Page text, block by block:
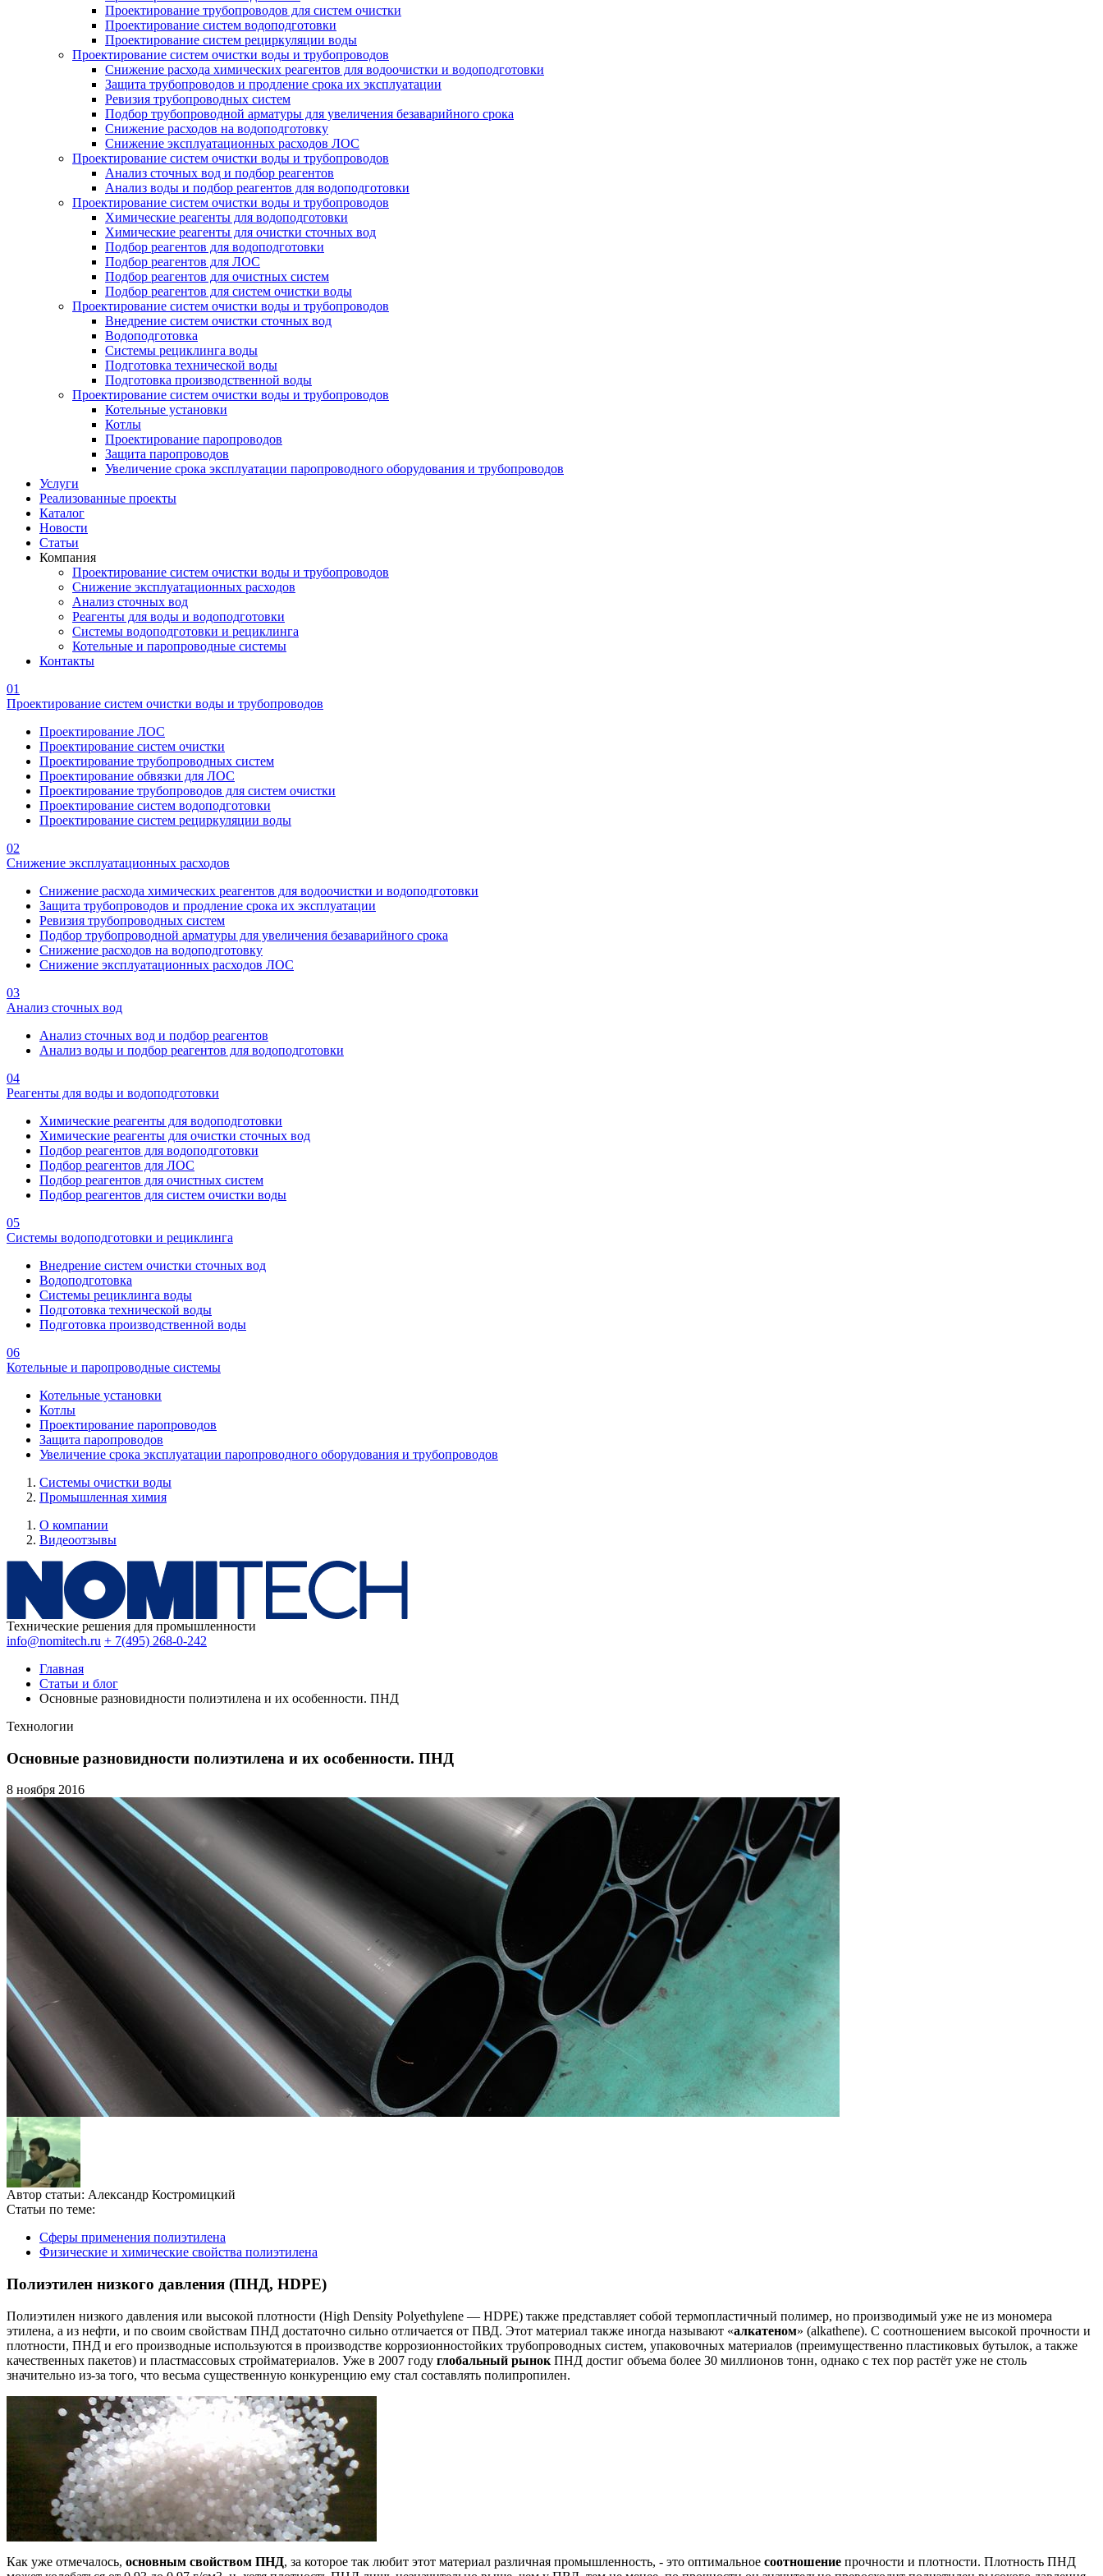
Проектирование трубопроводов для систем очистки
Проектирование систем водоподготовки
Проектирование систем рециркуляции воды
Проектирование систем очистки воды и трубопроводов
Снижение расхода химических реагентов для водоочистки и водоподготовки
Защита трубопроводов и продление срока их эксплуатации
Ревизия трубопроводных систем
Подбор трубопроводной арматуры для увеличения безаварийного срока
Снижение расходов на водоподготовку
Снижение эксплуатационных расходов ЛОС
Проектирование систем очистки воды и трубопроводов
Анализ сточных вод и подбор реагентов
Анализ воды и подбор реагентов для водоподготовки
Проектирование систем очистки воды и трубопроводов
Химические реагенты для водоподготовки
Химические реагенты для очистки сточных вод
Подбор реагентов для водоподготовки
Подбор реагентов для ЛОС
Подбор реагентов для очистных систем
Подбор реагентов для систем очистки воды
Проектирование систем очистки воды и трубопроводов
Внедрение систем очистки сточных вод
Водоподготовка
Системы рециклинга воды
Подготовка технической воды
Подготовка производственной воды
Проектирование систем очистки воды и трубопроводов
Котельные установки
Котлы
Проектирование паропроводов
Защита паропроводов
Увеличение срока эксплуатации паропроводного оборудования и трубопроводов
Услуги
Реализованные проекты
Каталог
Новости
Статьи
Компания
Проектирование систем очистки воды и трубопроводов
Снижение эксплуатационных расходов
Анализ сточных вод
Реагенты для воды и водоподготовки
Системы водоподготовки и рециклинга
Котельные и паропроводные системы
Контакты
01
Проектирование систем очистки воды и трубопроводов
Проектирование ЛОС
Проектирование систем очистки
Проектирование трубопроводных систем
Проектирование обвязки для ЛОС
Проектирование трубопроводов для систем очистки
Проектирование систем водоподготовки
Проектирование систем рециркуляции воды
02
Снижение эксплуатационных расходов
Снижение расхода химических реагентов для водоочистки и водоподготовки
Защита трубопроводов и продление срока их эксплуатации
Ревизия трубопроводных систем
Подбор трубопроводной арматуры для увеличения безаварийного срока
Снижение расходов на водоподготовку
Снижение эксплуатационных расходов ЛОС
03
Анализ сточных вод
Анализ сточных вод и подбор реагентов
Анализ воды и подбор реагентов для водоподготовки
04
Реагенты для воды и водоподготовки
Химические реагенты для водоподготовки
Химические реагенты для очистки сточных вод
Подбор реагентов для водоподготовки
Подбор реагентов для ЛОС
Подбор реагентов для очистных систем
Подбор реагентов для систем очистки воды
05
Системы водоподготовки и рециклинга
Внедрение систем очистки сточных вод
Водоподготовка
Системы рециклинга воды
Подготовка технической воды
Подготовка производственной воды
06
Котельные и паропроводные системы
Котельные установки
Котлы
Проектирование паропроводов
Защита паропроводов
Увеличение срока эксплуатации паропроводного оборудования и трубопроводов
Системы очистки воды
Промышленная химия
О компании
Видеоотзывы
Технические решения для промышленности
info@nomitech.ru + 7(495) 268-0-242
Главная
Статьи и блог
Основные разновидности полиэтилена и их особенности. ПНД
Технологии
Основные разновидности полиэтилена и их особенности. ПНД
8 ноября 2016
Автор статьи: Александр Костромицкий
Статьи по теме:
Сферы применения полиэтилена
Физические и химические свойства полиэтилена
Полиэтилен низкого давления (ПНД, HDPE)
Полиэтилен низкого давления или высокой плотности (High Density Polyethylene — HDPE) также представляет собой термопластичный полимер, но производимый уже не из мономера
этилена, а из нефти, и по своим свойствам ПНД достаточно сильно отличается от ПВД. Этот материал также иногда называют «алкатеном» (alkathene). С соотношением высокой прочности и
плотности, ПНД и его производные используются в производстве коррозионностойких трубопроводных систем, упаковочных материалов (преимущественно пластиковых бутылок, а также
качественных пакетов) и пластмассовых стройматериалов. Уже в 2007 году глобальный рынок ПНД достиг объема более 30 миллионов тонн, однако с тех пор растёт уже не столь
значительно из-за того, что весьма существенную конкуренцию ему стал составлять полипропилен.
Как уже отмечалось, основным свойством ПНД, за которое так любит этот материал различная промышленность, - это оптимальное соотношение прочности и плотности. Плотность ПНД